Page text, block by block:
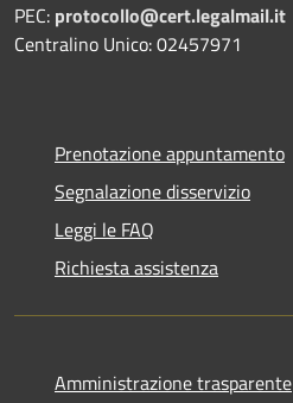
PEC: protocollo@cert.legalmail.it
Centralino Unico: 02457971
Prenotazione appuntamento
Segnalazione disservizio
Leggi le FAQ
Richiesta assistenza
Amministrazione trasparente